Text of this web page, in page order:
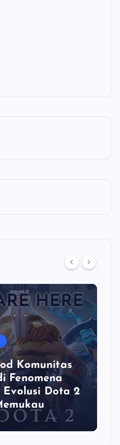
Komunitas
Fenomena
Evolusi Dota 2